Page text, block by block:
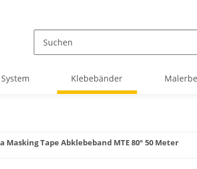
Klebebänder
Masking Tape Abklebeband MTE 80° 50 Meter